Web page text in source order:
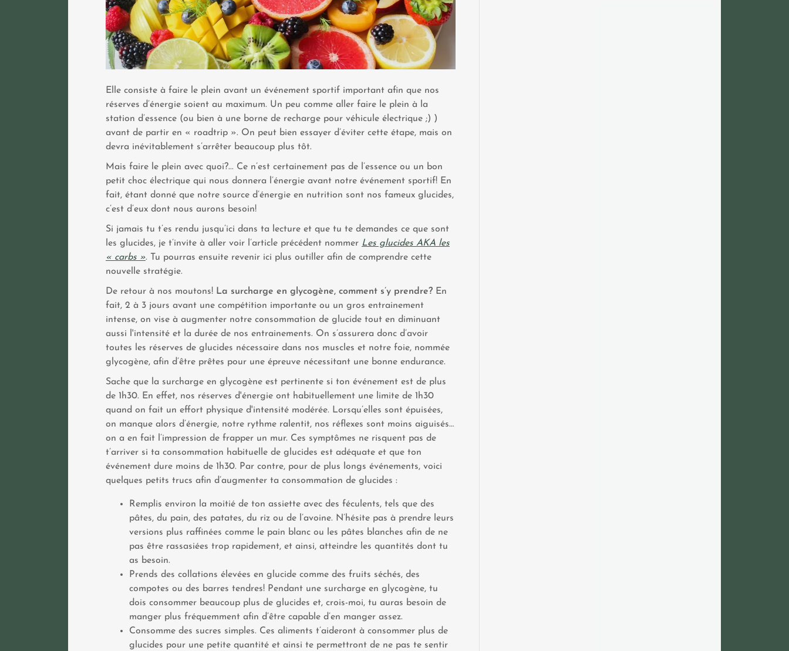
Elle consiste à faire le plein avant un événement sportif important afin que nos
réserves d’énergie soient au maximum. Un peu comme aller faire le plein à la
station d’essence (ou bien à une borne de recharge pour véhicule électrique ;) )
avant de partir en « roadtrip ». On peut bien essayer d’éviter cette étape, mais on
devra inévitablement s’arrêter beaucoup plus tôt.
Mais faire le plein avec quoi?... Ce n’est certainement pas de l’essence ou un bon
petit choc électrique qui nous donnera l’énergie avant notre événement sportif! En
fait, étant donné que notre source d’énergie en nutrition sont nos fameux glucides,
c’est d’eux dont nous aurons besoin!
Si jamais tu t’es rendu jusqu’ici dans ta lecture et que tu te demandes ce que sont
les glucides, je t’invite à aller voir l’article précédent nommer Les glucides AKA les
« carbs ». Tu pourras ensuite revenir ici plus outiller afin de comprendre cette
nouvelle stratégie.
De retour à nos moutons! La surcharge en glycogène, comment s’y prendre? En
fait, 2 à 3 jours avant une compétition importante ou un gros entrainement
intense, on vise à augmenter notre consommation de glucide tout en diminuant
aussi l'intensité et la durée de nos entrainements. On s’assurera donc d’avoir
toutes les réserves de glucides nécessaire dans nos muscles et notre foie, nommée
glycogène, afin d’être prêtes pour une épreuve nécessitant une bonne endurance.
Sache que la surcharge en glycogène est pertinente si ton événement est de plus
de 1h30. En effet, nos réserves d'énergie ont habituellement une limite de 1h30
quand on fait un effort physique d'intensité modérée. Lorsqu’elles sont épuisées,
on manque alors d’énergie, notre rythme ralentit, nos réflexes sont moins aiguisés…
on a en fait l’impression de frapper un mur. Ces symptômes ne risquent pas de
t’arriver si ta consommation habituelle de glucides est adéquate et que ton
événement dure moins de 1h30. Par contre, pour de plus longs événements, voici
quelques petits trucs afin d’augmenter ta consommation de glucides :
Remplis environ la moitié de ton assiette avec des féculents, tels que des
pâtes, du pain, des patates, du riz ou de l’avoine. N’hésite pas à prendre leurs
versions plus raffinées comme le pain blanc ou les pâtes blanches afin de ne
pas être rassasiées trop rapidement, et ainsi, atteindre les quantités dont tu
as besoin.
Prends des collations élevées en glucide comme des fruits séchés, des
compotes ou des barres tendres! Pendant une surcharge en glycogène, tu
dois consommer beaucoup plus de glucides et, crois-moi, tu auras besoin de
manger plus fréquemment afin d’être capable d’en manger assez.
Consomme des sucres simples. Ces aliments t’aideront à consommer plus de
glucides pour une petite quantité et ainsi te permettront de ne pas te sentir